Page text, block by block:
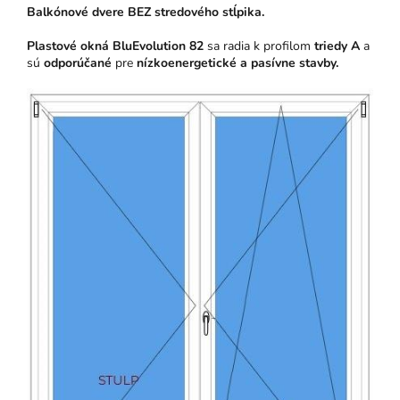
Balkónové dvere BEZ stredového stĺpika.
Plastové okná BluEvolution 82 sa radia k profilom triedy A a
sú odporúčané pre nízkoenergetické a pasívne stavby.